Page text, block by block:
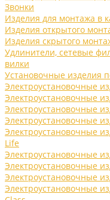
Звонки
Изделия для монтажа в
Изделия открытого
Изделия скрытого
Удлинители, сетевые
вилки
Установочные изделия
Электроустановочные
Электроустановочные
Электроустановочные
Электроустановочные
Электроустановочные
Life
Электроустановочные
Электроустановочные
Электроустановочные
Электроустановочные